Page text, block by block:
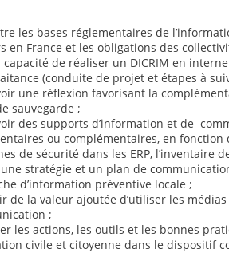
les bases réglementaires de
en France et les obligations des
capacité de réaliser un DICRIM en
(conduite de projet et étapes à
une réflexion favorisant la
sauvegarde ;
des supports d’information et de
ou complémentaires, en fonction
de sécurité dans les ERP, l’inventaire
stratégie et un plan de
d’information préventive locale ;
de la valeur ajoutée d’utiliser les
;
les actions, les outils et les bonnes
civile et citoyenne dans le dispositif